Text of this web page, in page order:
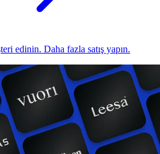
edinin. Daha fazla satış yapın.